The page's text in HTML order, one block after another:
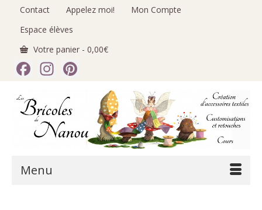
Contact Appelez moi!
Mon Compte
Espace élèves
Votre panier - 0,00€
Facebook
Instagram
Menu